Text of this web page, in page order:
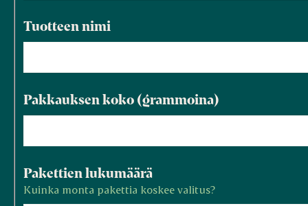
Tuotteen nimi
Pakkauksen koko (grammoina)
Pakettien lukumäärä
Kuinka monta pakettia koskee valitus?